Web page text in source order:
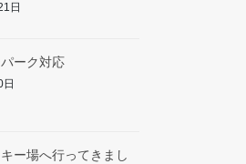
日
ーク対応
ー場へ行ってきまし